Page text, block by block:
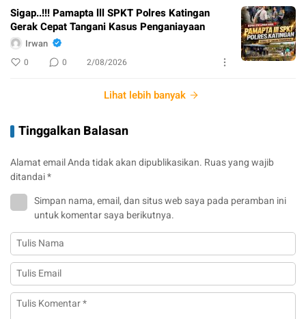
Sigap..!!! Pamapta lll SPKT Polres Katingan
Gerak Cepat Tangani Kasus Penganiayaan
Irwan
0 0 2/08/2026
Lihat lebih banyak
Tinggalkan Balasan
Alamat email Anda tidak akan dipublikasikan. Ruas yang wajib
ditandai*
Simpan nama, email, dan situs web saya pada peramban ini
untuk komentar saya berikutnya.